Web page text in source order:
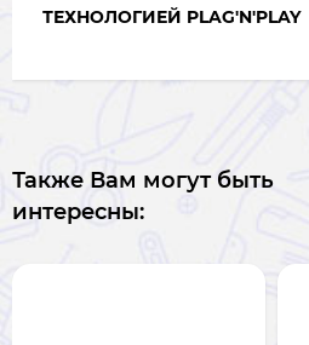
ТЕХНОЛОГИЕЙ PLAG'N'PLAY
Также Вам могут быть
интересны: